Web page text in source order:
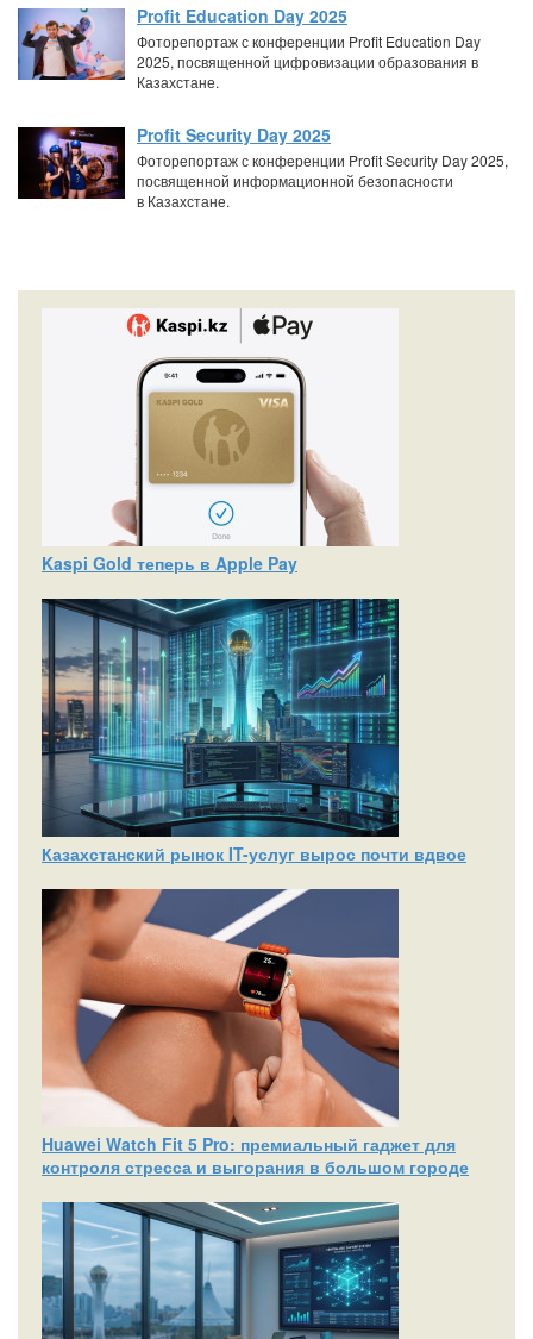
Profit Education Day 2025
Фоторепортаж с конференции Profit Education Day
2025, посвященной цифровизации образования в
Казахстане.
Profit Security Day 2025
Фоторепортаж с конференции Profit Security Day 2025,
посвященной информационной безопасности
в Казахстане.
Kaspi Gold теперь в Apple Pay
Казахстанский рынок IT-услуг вырос почти вдвое
Huawei Watch Fit 5 Pro: премиальный гаджет для
контроля стресса и выгорания в большом городе